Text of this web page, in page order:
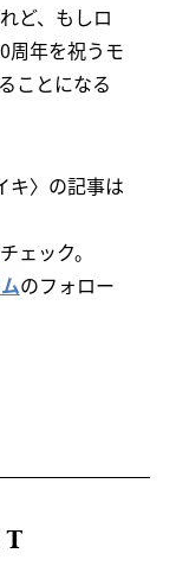
ど、もしロ
周年を祝うモ
ことになる
キ〉の記事は
ェック。
のフォロー